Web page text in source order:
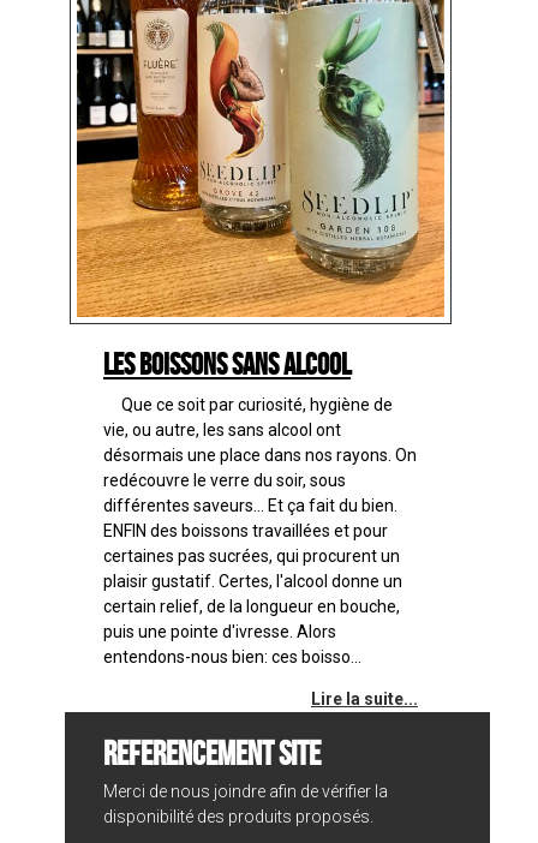
Les boissons sans alcool
Que ce soit par curiosité, hygiène de
vie, ou autre, les sans alcool ont
désormais une place dans nos rayons. On
redécouvre le verre du soir, sous
différentes saveurs... Et ça fait du bien.
ENFIN des boissons travaillées et pour
certaines pas sucrées, qui procurent un
plaisir gustatif. Certes, l'alcool donne un
certain relief, de la longueur en bouche,
puis une pointe d'ivresse. Alors
entendons-nous bien: ces boisso...
Lire la suite...
REFERENCEMENT SITE
Merci de nous joindre afin de vérifier la
disponibilité des produits proposés.